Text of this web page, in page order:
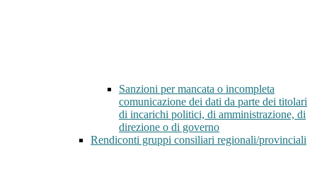
Sanzioni per mancata o incompleta
comunicazione dei dati da parte dei titolari
di incarichi politici, di amministrazione, di
direzione o di governo
Rendiconti gruppi consiliari regionali/provinciali